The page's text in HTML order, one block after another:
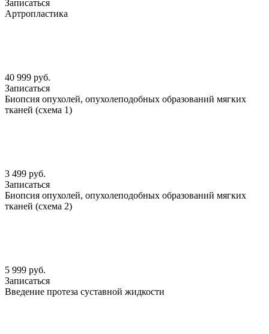
Записаться
Артропластика
40 999 руб.
Записаться
Биопсия опухолей, опухолеподобных образований мягких
тканей (схема 1)
3 499 руб.
Записаться
Биопсия опухолей, опухолеподобных образований мягких
тканей (схема 2)
5 999 руб.
Записаться
Введение протеза суставной жидкости